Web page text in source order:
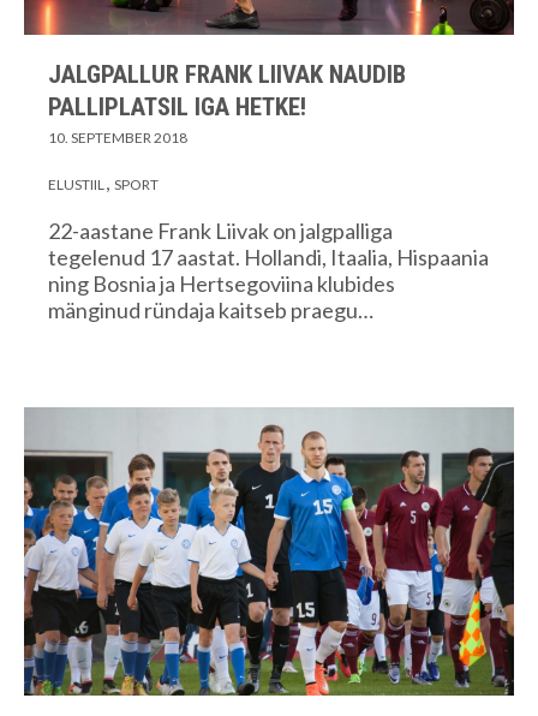
JALGPALLUR FRANK LIIVAK NAUDIB
PALLIPLATSIL IGA HETKE!
10. SEPTEMBER 2018
ELUSTIIL SPORT
22-aastane Frank Liivak on jalgpalliga
tegelenud 17 aastat. Hollandi, Itaalia, Hispaania
ning Bosnia ja Hertsegoviina klubides
mänginud ründaja kaitseb praegu…